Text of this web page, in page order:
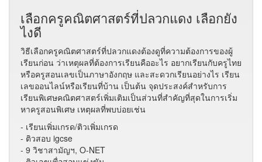
เลือกครูคณิตศาสตร์ที่ปลวกแดง เลือกยัง
ไงดี
วิธีเลือกครูคณิตศาสตร์​ที่ปลวกแดงต้องดูที่ความต้องการของผู้
เรียนก่อน ว่าเหตุผลที่ต้องการเรียนคืออะไร อยากเรียนกับครูไทย
หรือครูสอนเลขเป็นภาษาอังกฤษ และสะดวกเรียนอย่างไร เรียน
เลขออนไลน์หรือเรียนที่บ้าน เป็นต้น จุดประสงค์สำหรับการ
เรียนพิเศษคณิตศาสตร์เพิ่มเติมเป็นส่วนที่สำคัญที่สุดในการเริ่ม
หาครูสอนพิเศษ เหตุผลที่พบบ่อยเช่น
- เรียนเพิ่มเกรด/ติวเพิ่มเกรด
- ติวสอบ igcse
- 9 วิชาสามัญฯ, O-NET